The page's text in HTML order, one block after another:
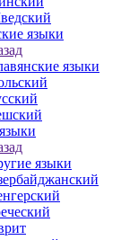
языки
языки
языки